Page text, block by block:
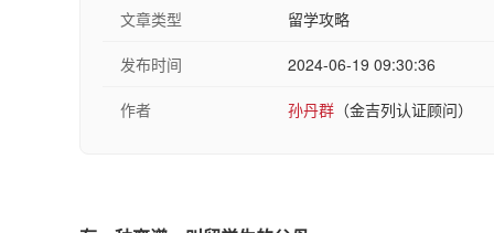
文章类型 留学攻略
发布时间 2024-06-19 09:30:36
作者 孙丹群 （金吉列认证顾问）